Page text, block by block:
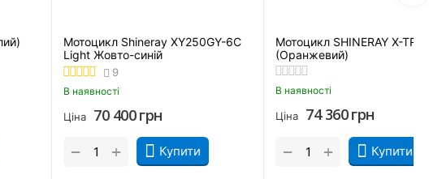
Мотоцикл LIFAN KP200 (Білий)
грн
Купити
Мотоцикл Shineray XY250GY-6C
Light Жовто-синій
70 400грн
Купити